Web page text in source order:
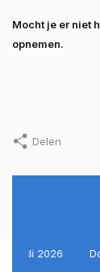
Mocht je er niet
opnemen.
Delen
Door Fiets-